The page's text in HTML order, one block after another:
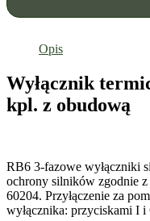
Opis
Wyłącznik
kpl. z obudową
RB6 3-fazowe wyłączniki
ochrony silników zgodnie
60204. Przyłączenie za
wyłącznika: przyciskami I i